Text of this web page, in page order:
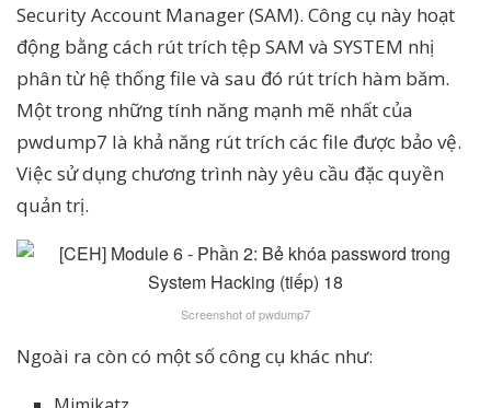
Security Account Manager (SAM). Công cụ này hoạt
động bằng cách rút trích tệp SAM và SYSTEM nhị
phân từ hệ thống file và sau đó rút trích hàm băm.
Một trong những tính năng mạnh mẽ nhất của
pwdump7 là khả năng rút trích các file được bảo vệ.
Việc sử dụng chương trình này yêu cầu đặc quyền
quản trị.
Screenshot of pwdump7
Ngoài ra còn có một số công cụ khác như: